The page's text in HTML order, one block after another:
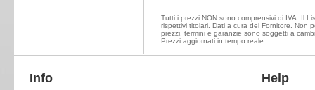
Tutti i prezzi NON sono comprensivi di IVA. Il
rispettivi titolari. Dati a cura del Fornitore. Non
prezzi, termini e garanzie sono soggetti a
Prezzi aggiornati in tempo reale.
Info Help